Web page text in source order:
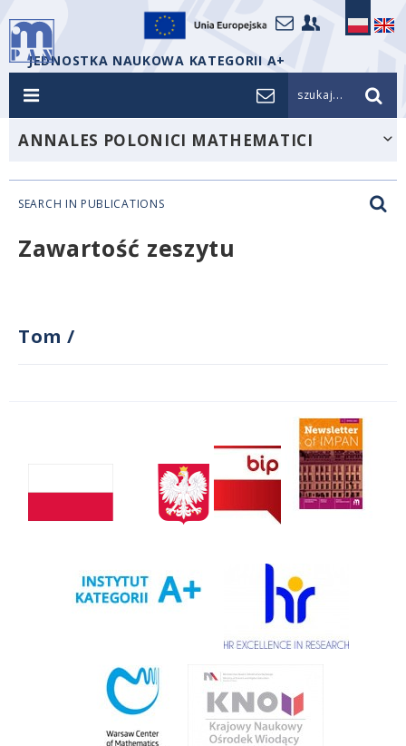
JEDNOSTKA NAUKOWA KATEGORII A+
szukaj...
ANNALES POLONICI MATHEMATICI
SEARCH IN PUBLICATIONS
Zawartość zeszytu
Tom /